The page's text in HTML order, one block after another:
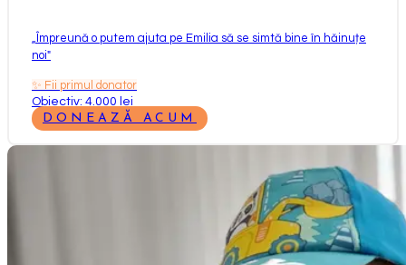
Împreună o putem ajuta pe Emilia să se simtă bine în hăinuțe
noi"
✨ Fii primul donator
Obiectiv: 4.000 lei
DONEAZĂ ACUM